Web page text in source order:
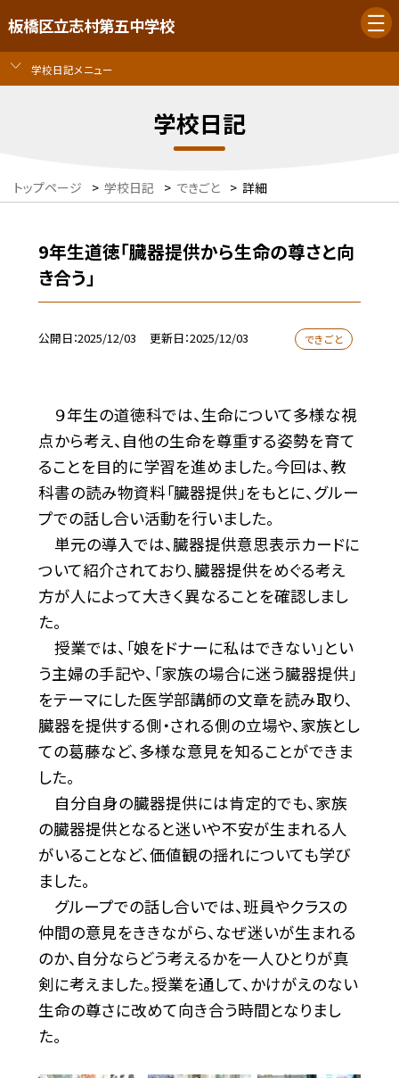
板橋区立志村第五中学校
学校日記メニュー
学校日記
トップページ > 学校日記 > できごと > 詳細
9年生道徳「臓器提供から生命の尊さと向
き合う」
公開日 2025/12/03 更新日 2025/12/03 できごと
９年生の道徳科では、生命について多様な視
点から考え、自他の生命を尊重する姿勢を育て
ることを目的に学習を進めました。今回は、教
科書の読み物資料「臓器提供」をもとに、グルー
プでの話し合い活動を行いました。
単元の導入では、臓器提供意思表示カードに
ついて紹介されており、臓器提供をめぐる考え
方が人によって大きく異なることを確認しまし
た。
授業では、「娘をドナーに私はできない」とい
う主婦の手記や、「家族の場合に迷う臓器提供」
をテーマにした医学部講師の文章を読み取り、
臓器を提供する側・される側の立場や、家族とし
ての葛藤など、多様な意見を知ることができま
した。
自分自身の臓器提供には肯定的でも、家族
の臓器提供となると迷いや不安が生まれる人
がいることなど、価値観の揺れについても学び
ました。
グループでの話し合いでは、班員やクラスの
仲間の意見をききながら、なぜ迷いが生まれる
のか、自分ならどう考えるかを一人ひとりが真
剣に考えました。授業を通して、かけがえのない
生命の尊さに改めて向き合う時間となりまし
た。